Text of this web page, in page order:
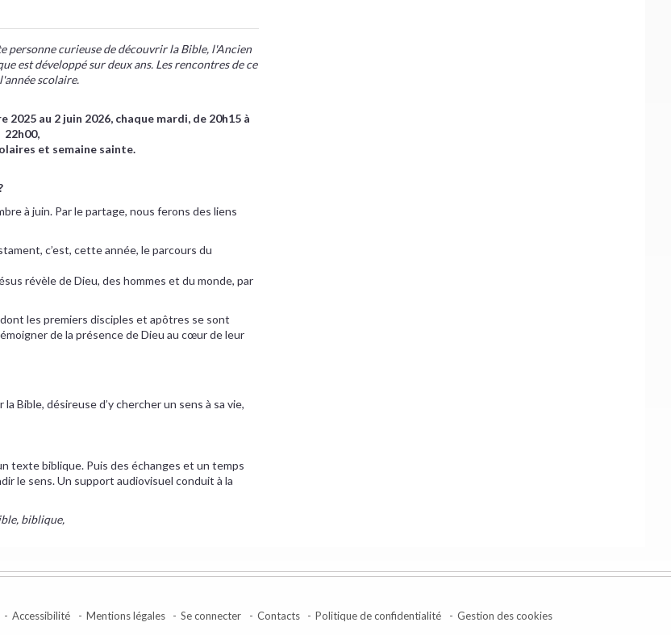
curieuse de découvrir la Bible, l'Ancien
est développé sur deux ans. Les rencontres de ce
scolaire.
au 2 juin 2026, chaque mardi, de 20h15 à
22h00,
et semaine sainte.
à juin. Par le partage, nous ferons des liens
c’est, cette année, le parcours du
révèle de Dieu, des hommes et du monde, par
les premiers disciples et apôtres se sont
de la présence de Dieu au cœur de leur
Bible, désireuse d’y chercher un sens à sa vie,
texte biblique. Puis des échanges et un temps
le sens. Un support audiovisuel conduit à la
biblique,
Accessibilité Mentions légales Se connecter Contacts Politique de confidentialité Gestion des cookies